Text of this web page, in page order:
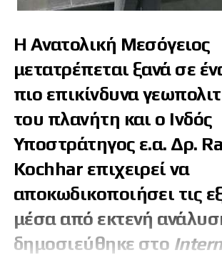
Η Ανατολική Μεσόγειος
μετατρέπεται ξανά σε
πιο επικίνδυνα
του πλανήτη και ο Ινδός
Υποστράτηγος ε.α. Δρ.
Kochhar επιχειρεί να
αποκωδικοποιήσει τις
μέσα από εκτενή
δημοσιεύθηκε στο